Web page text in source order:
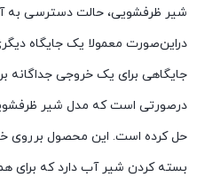
شیر ظرفشویی، حالت دسترسی به
دراین‌صورت معمولا یک جایگاه
جایگاهی برای یک خروجی جداگانه
حل کرده است. این محصول برروی
بسته کردن شیر آب دارد که